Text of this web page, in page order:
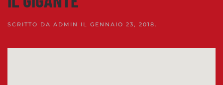
SCRITTO DA ADMIN IL GENNAIO 23, 2018.